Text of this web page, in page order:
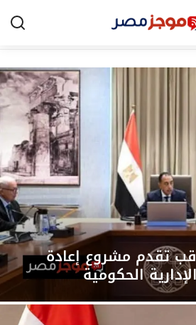
تقدم مشروع إعادة
الحكومية